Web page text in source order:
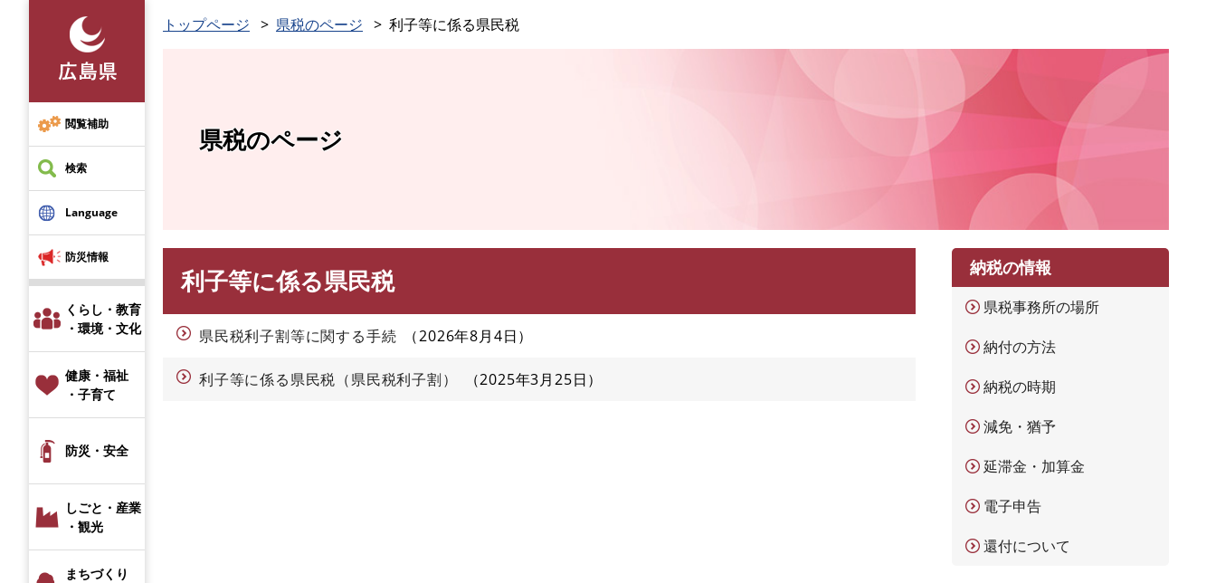
先
頭
で
す
閲覧補助
検索
Language
防災情報
くらし・教育
・環境・文化
健康・福祉
・子育て
防災・安全
しごと・産業
・観光
まちづくり
トップページ 県税のページ 利子等に係る県民税
県税のページ
利子等に係る県民税
県民税利子割等に関する手続 2026年8月4日
利子等に係る県民税（県民税利子割） 2025年3月25日
納税の情報
県税事務所の場所
納付の方法
納税の時期
減免・猶予
延滞金・加算金
電子申告
還付について